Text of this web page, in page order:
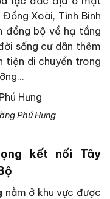
Xoài, Tỉnh Bình
đồng bộ về hạ tầng
sống cư dân thêm
tiện di chuyển trong
Phú Hưng
kết nối Tây
nằm ở khu vực được